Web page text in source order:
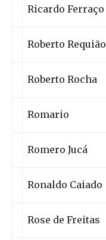
Ricardo Ferraço
Roberto Requião
Roberto Rocha
Romario
Romero Jucá
Ronaldo Caiado
Rose de Freitas